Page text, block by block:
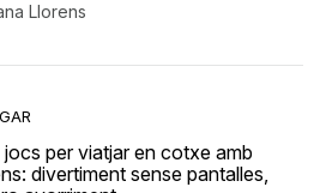
Llorens
jocs per viatjar en cotxe amb
divertiment sense pantalles,